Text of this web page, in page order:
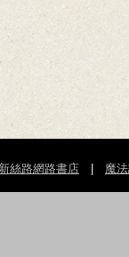
新絲路網路書店 魔